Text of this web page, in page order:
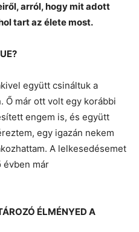
arról, hogy mit adott
tart az élete most.
együtt csináltuk a
Ő már ott volt egy korábbi
engem is, és együtt
egy igazán nekem
A lelkesedésemet
évben már
ÉLMÉNYED A